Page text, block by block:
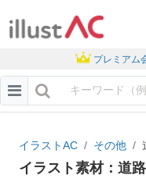
プレミアム
イラストAC その他
イラスト素材：道